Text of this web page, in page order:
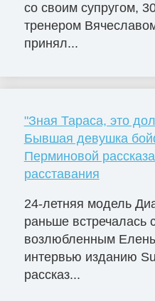
со своим супругом,
тренером
принял...
"Зная Тараса, это
Бывшая девушка
Перминовой
расставания
24-летняя модель
раньше встречалась
возлюбленным
интервью изданию
рассказ...